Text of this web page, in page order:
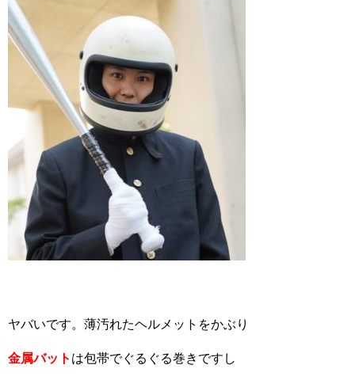
ヤバいです。薄汚れたヘルメットをかぶり
金属バット は包帯でぐるぐる巻きですし